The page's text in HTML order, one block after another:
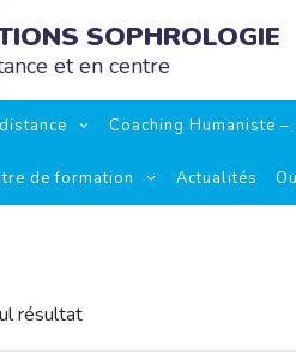
SOPHROLOGIE
et en centre
Coaching Humaniste
de formation Actualités
résultat